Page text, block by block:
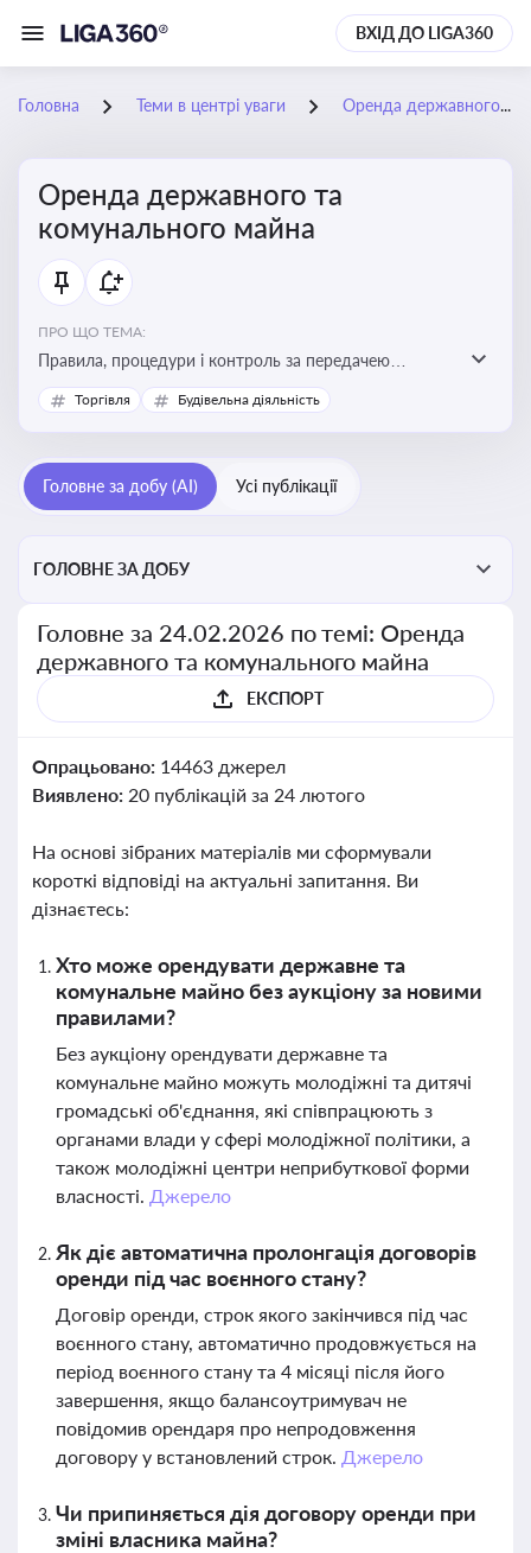
ВХІД ДО LIGA360
Головна Теми в центрі уваги Оренда державного та комунального майна
Оренда державного та
комунального майна
ПРО ЩО ТЕМА:
Правила, процедури і контроль за передачею
державного та комунального майна в оренду. Кейси
використання публічного майна
Торгівля Будівельна діяльність
Головне за добу (AI) Усі публікації
ГОЛОВНЕ ЗА ДОБУ
Головне за 24.02.2026 по темі: Оренда
державного та комунального майна
ЕКСПОРТ
Опрацьовано: 14463 джерел
Виявлено: 20 публікацій за 24 лютого
На основі зібраних матеріалів ми сформували
короткі відповіді на актуальні запитання. Ви
дізнаєтесь:
Хто може орендувати державне та
комунальне майно без аукціону за новими
правилами?
Без аукціону орендувати державне та
комунальне майно можуть молодіжні та дитячі
громадські об'єднання, які співпрацюють з
органами влади у сфері молодіжної політики, а
також молодіжні центри неприбуткової форми
власності. Джерело
Як діє автоматична пролонгація договорів
оренди під час воєнного стану?
Договір оренди, строк якого закінчився під час
воєнного стану, автоматично продовжується на
період воєнного стану та 4 місяці після його
завершення, якщо балансоутримувач не
повідомив орендаря про непродовження
договору у встановлений строк. Джерело
Чи припиняється дія договору оренди при
зміні власника майна?